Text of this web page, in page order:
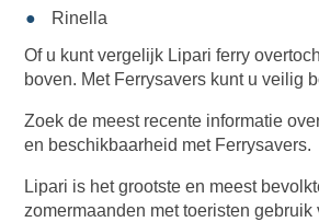
Rinella
Of u kunt vergelijk Lipari ferry
boven. Met Ferrysavers kunt u veilig
Zoek de meest recente informatie
en beschikbaarheid met Ferrysavers.
Lipari is het grootste en meest
zomermaanden met toeristen